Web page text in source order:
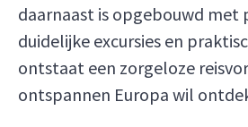
daarnaast is opgebouwd met
duidelijke excursies en
ontstaat een zorgeloze
ontspannen Europa wil